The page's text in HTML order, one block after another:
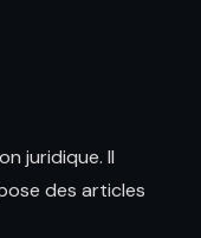
juridique. Il
des articles